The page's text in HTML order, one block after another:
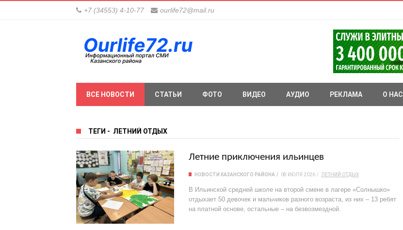
+7 (34553) 4-10-77 ourlife72@mail.ru
ВСЕ НОВОСТИ СТАТЬИ ФОТО ВИДЕО АУДИО РЕКЛАМА О НАС
ТЕГИ - ЛЕТНИЙ ОТДЫХ
Летние приключения ильинцев
НОВОСТИ КАЗАНСКОГО РАЙОНА 08 ИЮЛЯ 2026 ЛЕТНИЙ ОТДЫХ
В Ильинской средней школе на второй смене в лагере «Солнышко»
отдыхает 50 девочек и мальчиков разного возраста, из них – 13 ребят
на платной основе, остальные – на безвозмездной.